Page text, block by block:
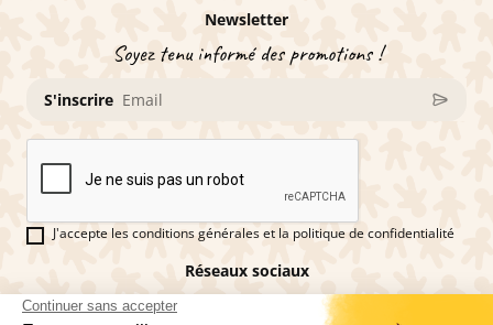
Newsletter
Soyez tenu informé des promotions !
S'inscrire
J'accepte les conditions générales et la politique de confidentialité
Réseaux sociaux
Vous êtes fan de pains d'épices ?